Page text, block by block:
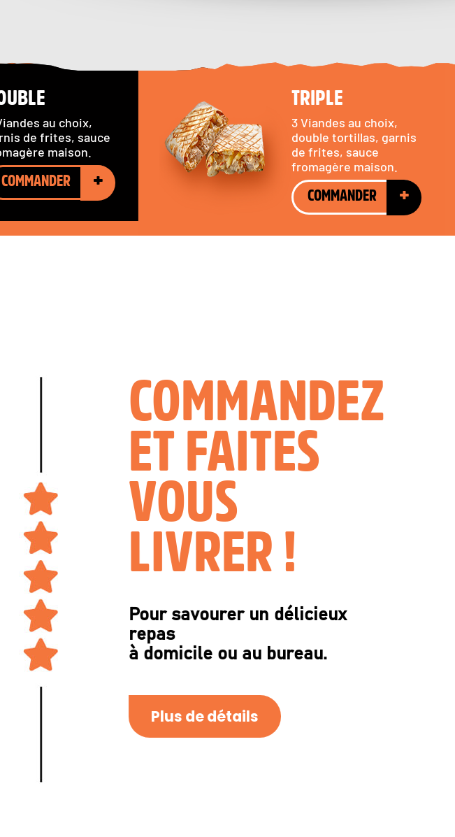
au choix,
de frites, sauce
maison.
COMMANDER
+
TRIPLE
3 Viandes au choix,
double tortillas, garnis
de frites, sauce
fromagère maison.
COMMANDER
+
COMMANDEZ
ET FAITES
VOUS
LIVRER !
Pour savourer un délicieux
repas
à domicile ou au bureau.
Plus de détails